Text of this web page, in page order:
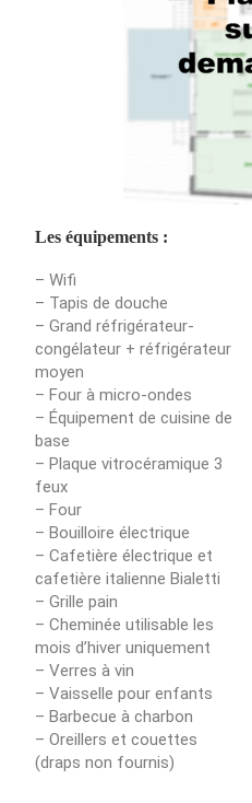
Les équipements :
– Wifi
– Tapis de douche
– Grand réfrigérateur-
congélateur + réfrigérateur
moyen
– Four à micro-ondes
– Équipement de cuisine de
base
– Plaque vitrocéramique 3
feux
– Four
– Bouilloire électrique
– Cafetière électrique et
cafetière italienne Bialetti
– Grille pain
– Cheminée utilisable les
mois d’hiver uniquement
– Verres à vin
– Vaisselle pour enfants
– Barbecue à charbon
– Oreillers et couettes
(draps non fournis)